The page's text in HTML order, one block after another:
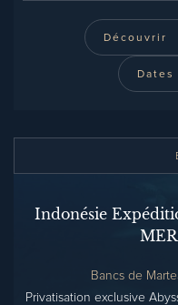
Découvrir
Indonésie
Bancs de
Privatisation exclusive